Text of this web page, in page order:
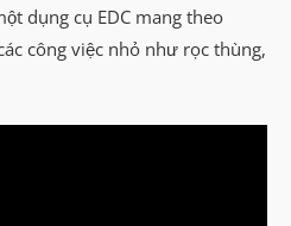
dụng cụ EDC mang theo
công việc nhỏ như rọc thùng,